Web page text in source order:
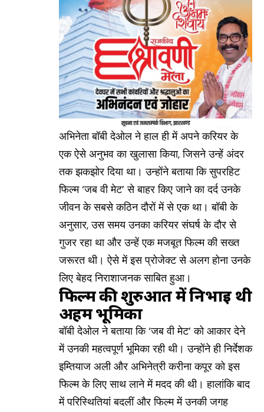
अभिनेता बॉबी देओल ने हाल ही में अपने करियर के
एक ऐसे अनुभव का खुलासा किया, जिसने उन्हें अंदर
तक झकझोर दिया था। उन्होंने बताया कि सुपरहिट
फिल्म ‘जब वी मेट’ से बाहर किए जाने का दर्द उनके
जीवन के सबसे कठिन दौरों में से एक था। बॉबी के
अनुसार, उस समय उनका करियर संघर्ष के दौर से
गुजर रहा था और उन्हें एक मजबूत फिल्म की सख्त
जरूरत थी। ऐसे में इस प्रोजेक्ट से अलग होना उनके
लिए बेहद निराशाजनक साबित हुआ।
फिल्म की शुरुआत में निभाई थी
अहम भूमिका
बॉबी देओल ने बताया कि ‘जब वी मेट’ को आकार देने
में उनकी महत्वपूर्ण भूमिका रही थी। उन्होंने ही निर्देशक
इम्तियाज अली और अभिनेत्री करीना कपूर को इस
फिल्म के लिए साथ लाने में मदद की थी। हालांकि बाद
में परिस्थितियां बदलीं और फिल्म में उनकी जगह